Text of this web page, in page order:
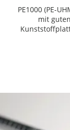
PE1000 (PE-
mit
Kunststoffplatte